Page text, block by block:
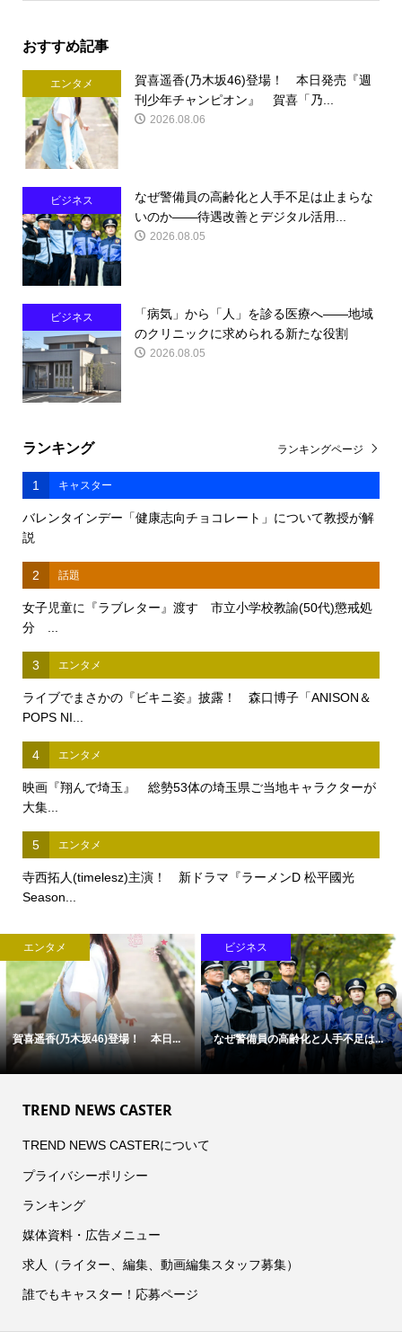
おすすめ記事
エンタメ
賀喜遥香(乃木坂46)登場！ 本日発売『週
刊少年チャンピオン』 賀喜「乃...
2026.08.06
ビジネス
なぜ警備員の高齢化と人手不足は止まらな
いのか――待遇改善とデジタル活用...
2026.08.05
ビジネス
「病気」から「人」を診る医療へ――地域
のクリニックに求められる新たな役割
2026.08.05
ランキング
1 キャスター
バレンタインデー「健康志向チョコレート」について教授が解
説
2 話題
女子児童に『ラブレター』渡す 市立小学校教諭(50代)懲戒処
分 ...
3 エンタメ
ライブでまさかの『ビキニ姿』披露！ 森口博子「ANISON＆
POPS NI...
4 エンタメ
映画『翔んで埼玉』 総勢53体の埼玉県ご当地キャラクターが
大集...
5 エンタメ
寺西拓人(timelesz)主演！ 新ドラマ『ラーメンD 松平國光
Season...
ランキングページ
エンタメ
賀喜遥香(乃木坂46)登場！ 本日...
ビジネス
なぜ警備員の高齢化と人手不足は...
TREND NEWS CASTER
TREND NEWS CASTERについて
プライバシーポリシー
ランキング
媒体資料・広告メニュー
求人（ライター、編集、動画編集スタッフ募集）
誰でもキャスター！応募ページ